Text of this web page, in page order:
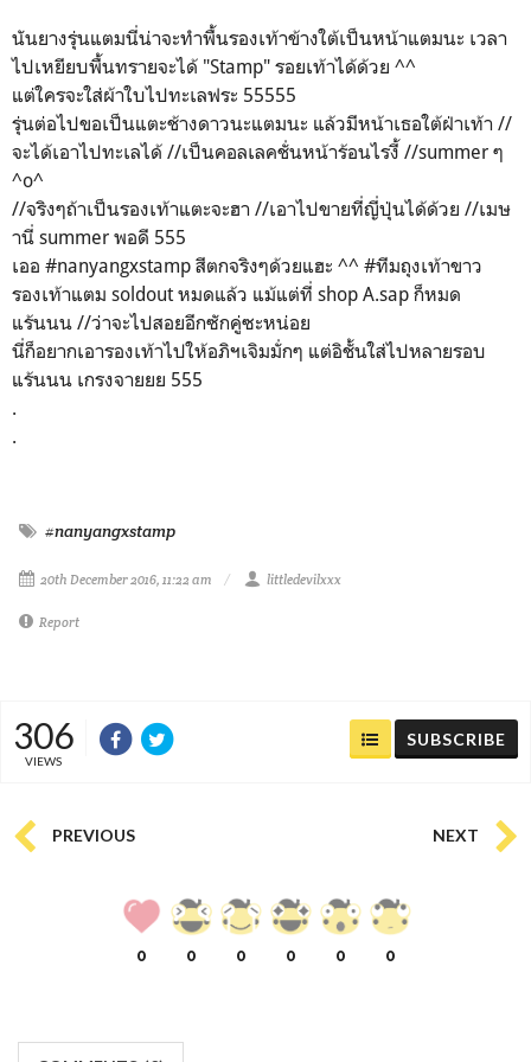
นันยางรุ่นแตมนี่น่าจะทำพื้นรองเท้าข้างใต้เป็นหน้าแตมนะ เวลา
ไปเหยียบพื้นทรายจะได้ "Stamp" รอยเท้าได้ด้วย ^^
แต่ใครจะใส่ผ้าใบไปทะเลฟระ 55555
รุ่นต่อไปขอเป็นแตะช้างดาวนะแตมนะ แล้วมีหน้าเธอใต้ฝ่าเท้า //
จะได้เอาไปทะเลได้ //เป็นคอลเลคชั่นหน้าร้อนไรงี้ //summer ๆ
^o^
//จริงๆถ้าเป็นรองเท้าแตะจะฮา //เอาไปขายที่ญี่ปุ่นได้ด้วย //เมษ
านี่ summer พอดี 555
เออ #nanyangxstamp สีตกจริงๆด้วยแฮะ ^^ #ทีมถุงเท้าขาว
รองเท้าแตม soldout หมดแล้ว แม้แต่ที่ shop A.sap ก็หมด
แร้นนน //ว่าจะไปสอยอีกซักคู่ซะหน่อย
นี่ก็อยากเอารองเท้าไปให้อภิฯเจิมมั่กๆ แต่อิชั้นใส่ไปหลายรอบ
แร้นนน เกรงจายยย 555
.
.
#nanyangxstamp
20th December 2016, 11:22 am littledevilxxx
Report
306
VIEWS
SUBSCRIBE
PREVIOUS NEXT
0 0 0 0 0 0